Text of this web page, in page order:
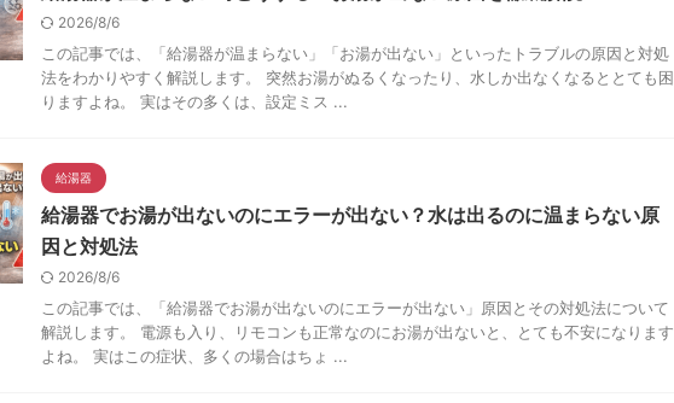
2026/8/6
この記事では、「給湯器が温まらない」「お湯が出ない」といったトラブルの原因と対処
法をわかりやすく解説します。 突然お湯がぬるくなったり、水しか出なくなるととても困
りますよね。 実はその多くは、設定ミス ...
給湯器
給湯器でお湯が出ないのにエラーが出ない？水は出るのに温まらない原
因と対処法
2026/8/6
この記事では、「給湯器でお湯が出ないのにエラーが出ない」原因とその対処法について
解説します。 電源も入り、リモコンも正常なのにお湯が出ないと、とても不安になります
よね。 実はこの症状、多くの場合はちょ ...